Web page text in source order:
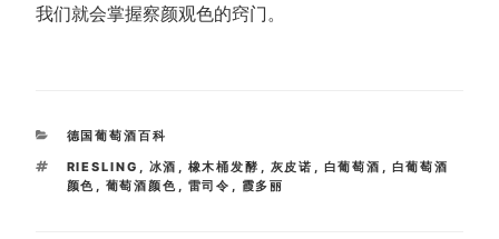
我们就会掌握察颜观色的窍门。
CATEGORIES
德国葡萄酒百科
TAGS
RIESLING , 冰酒 , 橡木桶发酵 , 灰皮诺 , 白葡萄酒 , 白葡萄酒
颜色 , 葡萄酒颜色 , 雷司令 , 霞多丽